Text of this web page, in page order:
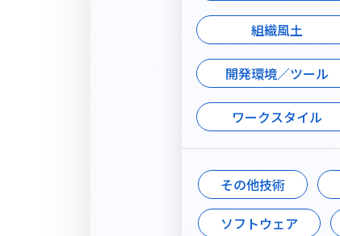
組織風土
開発環境／ツール
ワークスタイル
その他技術
ソフトウェア